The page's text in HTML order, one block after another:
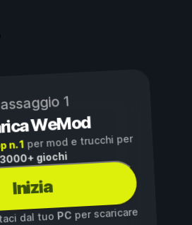
1
WeMod
n. 1per mod e trucchi per
3000+ giochi
Inizia
dal tuoPC per scaricare